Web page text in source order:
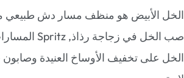
الخل الأبيض هو منظف مسار دش طبيعي
الخل على تخفيف الأوساخ العنيدة